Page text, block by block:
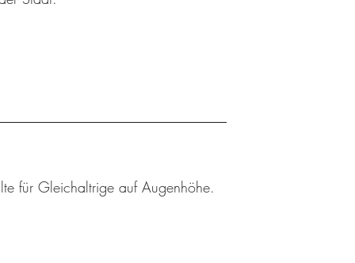
für Gleichaltrige auf Augenhöhe.